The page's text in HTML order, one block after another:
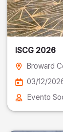
ISCG 2026
Broward
03/12/
Evento